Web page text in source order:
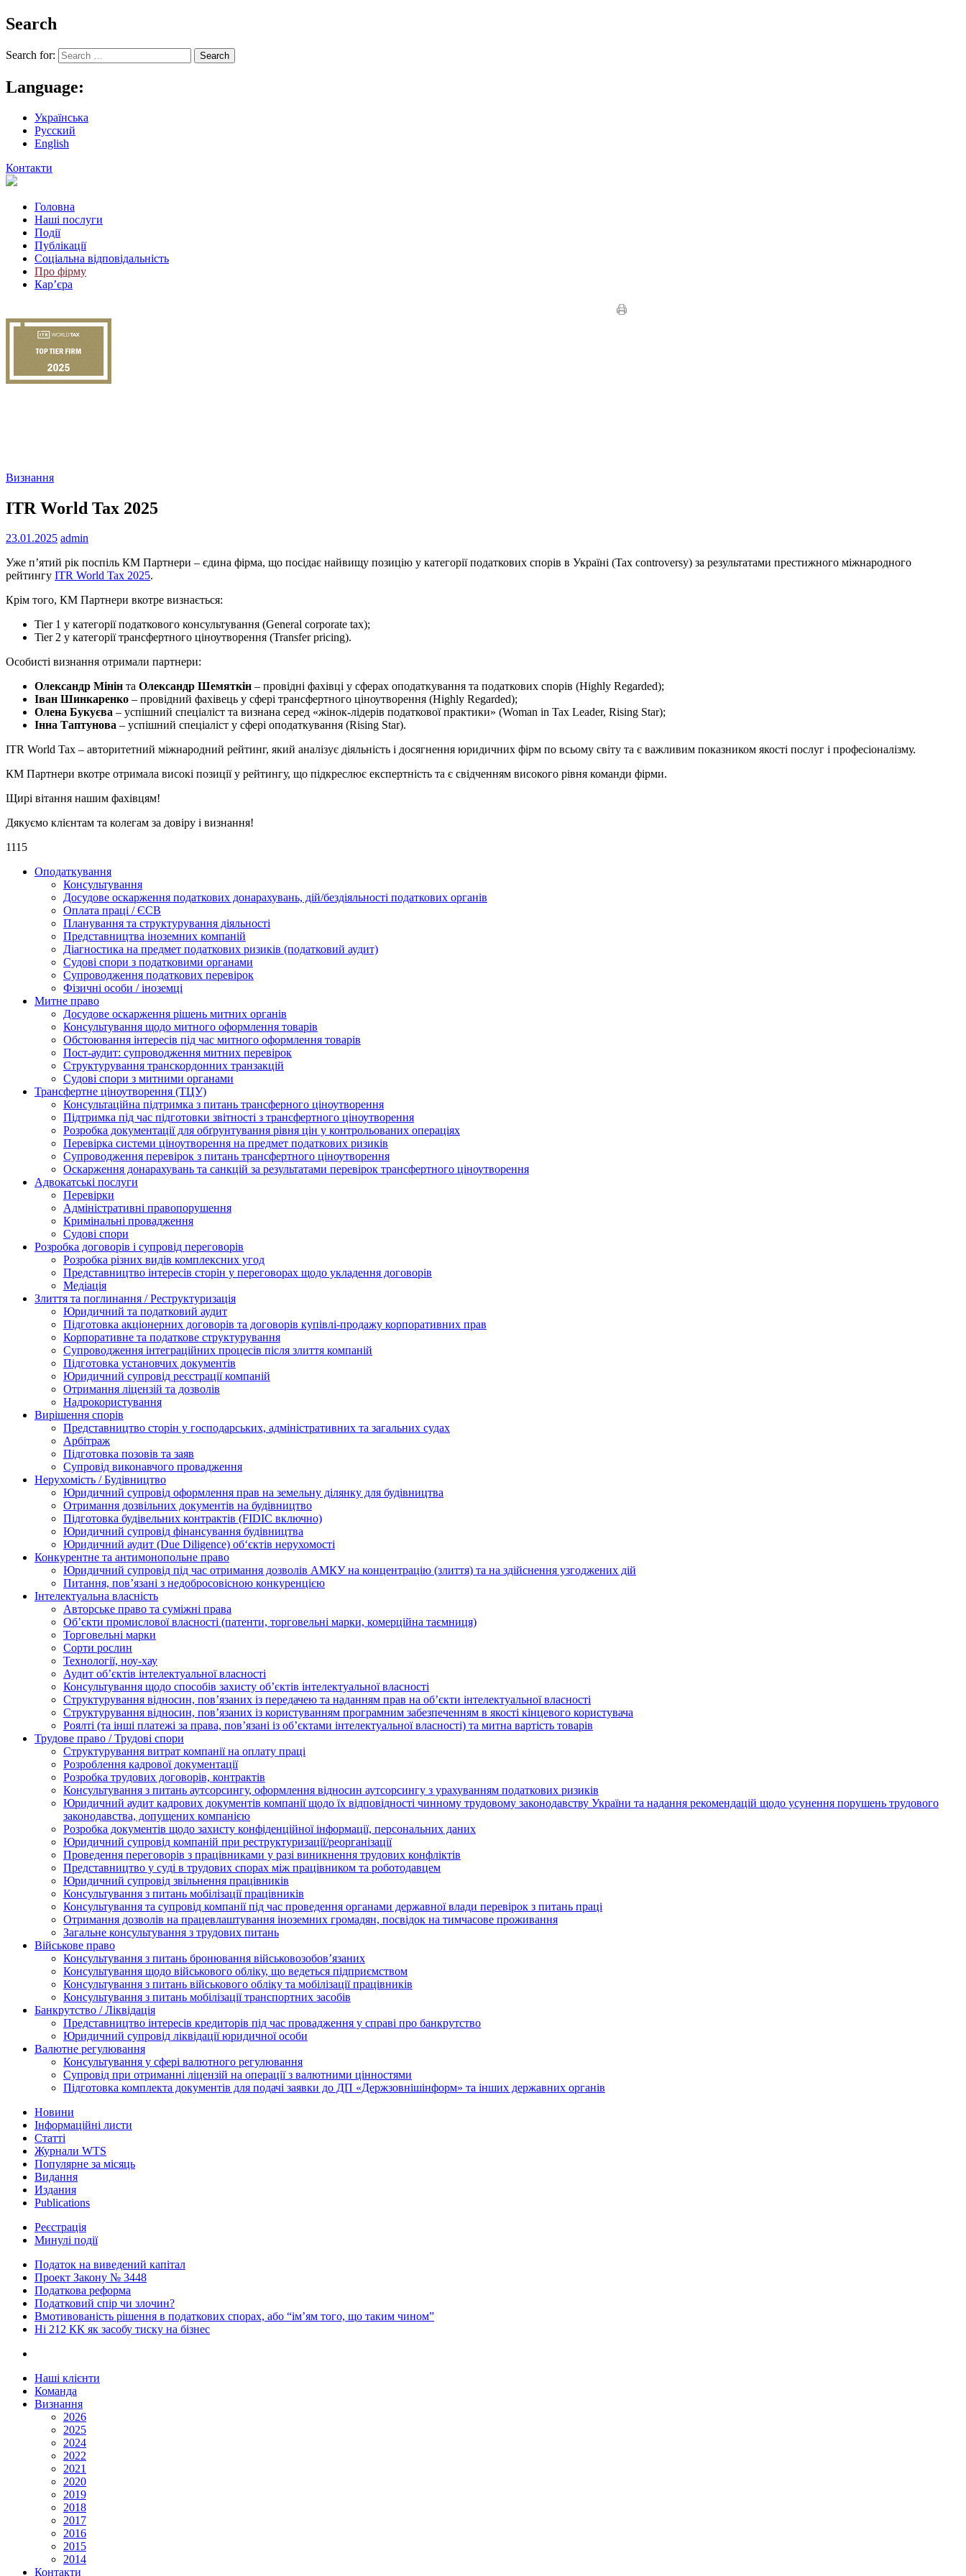
Search
Search for:
Language:
Українська
Русский
English
Контакти
Головна
Наші послуги
Події
Публікації
Соціальна відповідальність
Про фiрму
Кар’єра
Визнання
ITR World Tax 2025
23.01.2025 admin
Уже п’ятий рік поспіль КМ Партнери – єдина фірма, що посідає найвищу позицію у категорії податкових спорів в Україні (Tax controversy) за результатами престижного міжнародного
рейтингу ITR World Tax 2025.
Крім того, КМ Партнери вкотре визнається:
Tier 1 у категорії податкового консультування (General corporate tax);
Tier 2 у категорії трансфертного ціноутворення (Transfer pricing).
Особисті визнання отримали партнери:
Олександр Мінін та Олександр Шемяткін – провідні фахівці у сферах оподаткування та податкових спорів (Highly Regarded);
Іван Шинкаренко – провідний фахівець у сфері трансфертного ціноутворення (Highly Regarded);
Олена Букуєва – успішний спеціаліст та визнана серед «жінок-лідерів податкової практики» (Woman in Tax Leader, Rising Star);
Інна Таптунова – успішний спеціаліст у сфері оподаткування (Rising Star).
ITR World Tax – авторитетний міжнародний рейтинг, який аналізує діяльність і досягнення юридичних фірм по всьому світу та є важливим показником якості послуг і професіоналізму.
КМ Партнери вкотре отримала високі позиції у рейтингу, що підкреслює експертність та є свідченням високого рівня команди фірми.
Щирі вітання нашим фахівцям!
Дякуємо клієнтам та колегам за довіру і визнання!
1115
Оподаткування
Консультування
Досудове оскарження податкових донарахувань, дій/бездіяльності податкових органів
Оплата праці / ЄСВ
Планування та структурування діяльності
Представництва іноземних компаній
Діагностика на предмет податкових ризиків (податковий аудит)
Судові спори з податковими органами
Супроводження податкових перевірок
Фізичні особи / іноземці
Митне право
Досудове оскарження рішень митних органів
Консультування щодо митного оформлення товарів
Обстоювання інтересів під час митного оформлення товарів
Пост-аудит: супроводження митних перевірок
Структурування транскордонних транзакцій
Судові спори з митними органами
Трансфертне ціноутворення (ТЦУ)
Консультаційна підтримка з питань трансферного ціноутворення
Підтримка під час підготовки звітності з трансфертного ціноутворення
Розробка документації для обґрунтування рівня цін у контрольованих операціях
Перевірка системи ціноутворення на предмет податкових ризиків
Супроводження перевірок з питань трансфертного ціноутворення
Оскарження донарахувань та санкцій за результатами перевірок трансфертного ціноутворення
Адвокатські послуги
Перевірки
Адміністративні правопорушення
Кримінальні провадження
Судові спори
Розробка договорів і супровід переговорів
Розробка різних видів комплексних угод
Представництво інтересів сторін у переговорах щодо укладення договорів
Медіація
Злиття та поглинання / Реструктуризація
Юридичний та податковий аудит
Підготовка акціонерних договорів та договорів купівлі-продажу корпоративних прав
Корпоративне та податкове структурування
Супроводження інтеграційних процесів після злиття компаній
Підготовка установчих документів
Юридичний супровід реєстрації компаній
Отримання ліцензій та дозволів
Надрокористування
Вирішення спорів
Представництво сторін у господарських, адміністративних та загальних судах
Арбітраж
Підготовка позовів та заяв
Супровід виконавчого провадження
Нерухомість / Будівництво
Юридичний супровід оформлення прав на земельну ділянку для будівництва
Отримання дозвільних документів на будівництво
Підготовка будівельних контрактів (FIDIC включно)
Юридичний супровід фінансування будівництва
Юридичний аудит (Due Diligence) об‘єктів нерухомості
Конкурентне та антимонопольне право
Юридичний супровід під час отримання дозволів АМКУ на концентрацію (злиття) та на здійснення узгоджених дій
Питання, пов’язані з недобросовісною конкуренцією
Інтелектуальна власність
Авторське право та суміжні права
Oб’єкти промислової власності (патенти, торговельні марки, комерційна таємниця)
Торговельні марки
Сорти рослин
Технології, ноу-хау
Аудит об’єктів інтелектуальної власності
Консультування щодо способів захисту об’єктів інтелектуальної власності
Структурування відносин, пов’язаних із передачею та наданням прав на об’єкти інтелектуальної власності
Структурування відносин, пов’язаних із користуванням програмним забезпеченням в якості кінцевого користувача
Роялті (та інші платежі за права, пов’язані із об’єктами інтелектуальної власності) та митна вартість товарів
Трудове право / Трудові спори
Cтруктурування витрат компанії на оплату праці
Розроблення кадрової документації
Розробка трудових договорів, контрактів
Консультування з питань аутсорсингу, оформлення відносин аутсорсингу з урахуванням податкових ризиків
Юридичний аудит кадрових документів компанії щодо їх відповідності чинному трудовому законодавству України та надання рекомендацій щодо усунення порушень трудового
законодавства, допущених компанією
Розробка документів щодо захисту конфіденційної інформації, персональних даних
Юридичний супровід компаній при реструктуризації/реорганізації
Проведення переговорів з працівниками у разі виникнення трудових конфліктів
Представництво у суді в трудових спорах між працівником та роботодавцем
Юридичний супровід звільнення працівників
Консультування з питань мобілізації працівників
Консультування та супровід компанії під час проведення органами державної влади перевірок з питань праці
Отримання дозволів на працевлаштування іноземних громадян, посвідок на тимчасове проживання
Загальне консультування з трудових питань
Військове право
Консультування з питань бронювання військовозобов’язаних
Консультування щодо військового обліку, що ведеться підприємством
Консультування з питань військового обліку та мобілізації працівників
Консультування з питань мобілізації транспортних засобів
Банкрутство / Ліквідація
Представництво інтересів кредиторів під час провадження у справі про банкрутство
Юридичний супровід ліквідації юридичної особи
Валютне регулювання
Консультування у сфері валютного регулювання
Супровід при отриманні ліцензій на операції з валютними цінностями
Підготовка комплекта документів для подачі заявки до ДП «Держзовнішінформ» та інших державних органів
Новини
Інформаційні листи
Статті
Журнали WTS
Популярне за місяць
Видання
Издания
Publications
Реєстрація
Минулі події
Податок на виведений капітал
Проект Закону № 3448
Податкова реформа
Податковий спір чи злочин?
Вмотивованість рішення в податкових спорах, або “ім’ям того, що таким чином”
Ні 212 КК як засобу тиску на бізнес
Наші клієнти
Команда
Визнання
2026
2025
2024
2022
2021
2020
2019
2018
2017
2016
2015
2014
Контакти